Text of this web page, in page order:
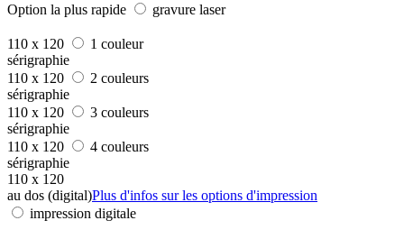
Option la plus rapide
gravure laser
110 x 120
1 couleur
sérigraphie
110 x 120
2 couleurs
sérigraphie
110 x 120
3 couleurs
sérigraphie
110 x 120
4 couleurs
sérigraphie
110 x 120
au dos (digital)Plus d'infos sur les options d'impression
impression digitale